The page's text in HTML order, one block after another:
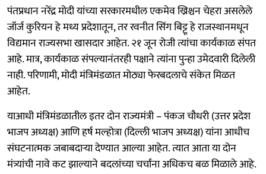
पंतप्रधान नरेंद्र मोदी यांच्या सरकारमधील एकमेव ख्रिश्चन चेहरा असलेले
जॉर्ज कुरियन हे मध्य प्रदेशातून, तर रवनीत सिंग बिट्टू हे राजस्थानमधून
विद्यमान राज्यसभा खासदार आहेत. २१ जून रोजी त्यांचा कार्यकाळ संपत
आहे. मात्र, कार्यकाळ संपल्यानंतरही पक्षाने त्यांना पुन्हा उमेदवारी दिलेली
नाही. परिणामी, मोदी मंत्रिमंडळात मोठ्या फेरबदलाचे संकेत मिळत
आहेत.
याआधी मंत्रिमंडळातील इतर दोन राज्यमंत्री – पंकज चौधरी (उत्तर प्रदेश
भाजप अध्यक्ष) आणि हर्ष मल्होत्रा (दिल्ली भाजप अध्यक्ष) यांना आधीच
संघटनात्मक जबाबदाऱ्या देण्यात आल्या आहेत. त्यात आता या दोन
मंत्र्यांची नावे कट झाल्याने बदलांच्या चर्चांना अधिकच बळ मिळाले आहे.